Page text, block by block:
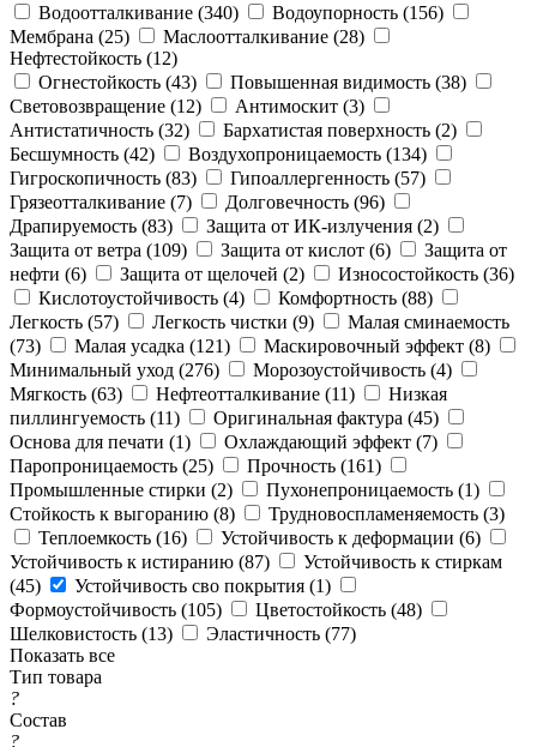
Водоотталкивание (340) Водоупорность (156)
Мембрана (25) Маслоотталкивание (28)
Нефтестойкость (12)
Огнестойкость (43) Повышенная видимость (38)
Световозвращение (12) Антимоскит (3)
Антистатичность (32) Бархатистая поверхность (2)
Бесшумность (42) Воздухопроницаемость (134)
Гигроскопичность (83) Гипоаллергенность (57)
Грязеотталкивание (7) Долговечность (96)
Драпируемость (83) Защита от ИК-излучения (2)
Защита от ветра (109) Защита от кислот (6)
Защита от
нефти (6) Защита от щелочей (2) Износостойкость (36)
Кислотоустойчивость (4) Комфортность (88)
Легкость (57) Легкость чистки (9)
Малая сминаемость
(73) Малая усадка (121) Маскировочный эффект (8)
Минимальный уход (276) Морозоустойчивость (4)
Мягкость (63) Нефтеотталкивание (11)
Низкая
пиллингуемость (11) Оригинальная фактура (45)
Основа для печати (1) Охлаждающий эффект (7)
Паропроницаемость (25) Прочность (161)
Промышленные стирки (2) Пухонепроницаемость (1)
Стойкость к выгоранию (8) Трудновоспламеняемость (3)
Теплоемкость (16) Устойчивость к деформации (6)
Устойчивость к истиранию (87)
Устойчивость к стиркам
(45) Устойчивость сво покрытия (1)
Формоустойчивость (105) Цветостойкость (48)
Шелковистость (13) Эластичность (77)
Показать все
Тип товара
?
Состав
?